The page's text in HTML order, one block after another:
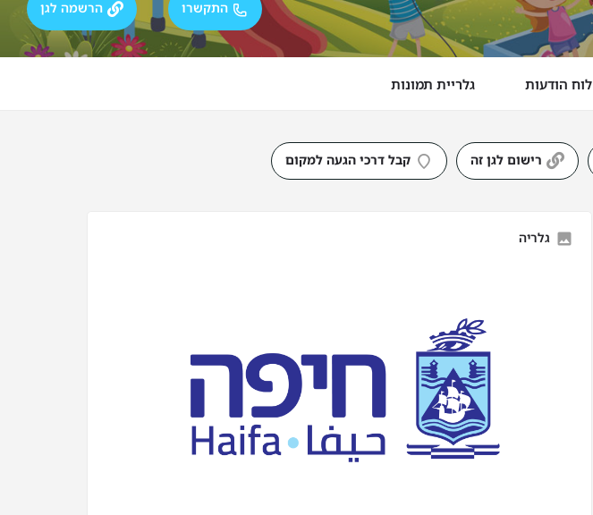
התקשרו הרשמה לגן
לוח הודעות גלריית תמונות
רישום לגן זה קבל דרכי הגעה למקום
גלריה